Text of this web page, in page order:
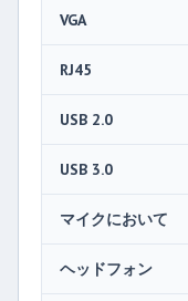
VGA
RJ45
USB 2.0
USB 3.0
マイクにおいて
ヘッドフォン